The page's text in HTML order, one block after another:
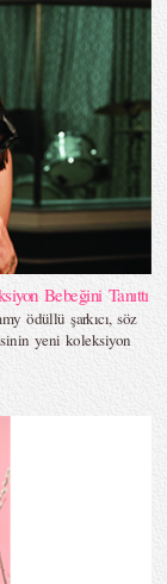
Bebeğini Tanıttı
ödüllü şarkıcı, söz
yeni koleksiyon